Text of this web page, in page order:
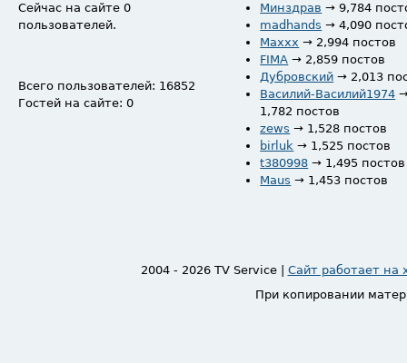
Сейчас на сайте 0
пользователей.
Всего пользователей: 16852
Гостей на сайте: 0
Минздрав → 9,784
madhands → 4,090
Maxxx → 2,994 постов
FIMA → 2,859 постов
Дубровский → 2,013
Василий-Василий1974
1,782 постов
zews → 1,528 постов
birluk → 1,525 постов
t380998 → 1,495 постов
Maus → 1,453 постов
2004 - 2026 TV Service | Сайт работает на
При копировании